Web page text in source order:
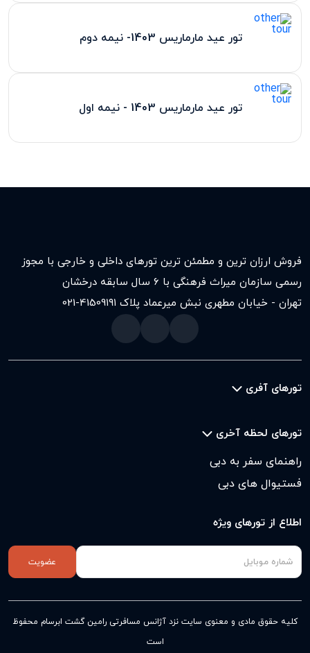
تور عید مارماریس 1403- نیمه دوم
تور عید مارماریس 1403 - نیمه اول
فروش ارزان ترین و مطمئن ترین تورهای داخلی و خارجی با مجوز
رسمی سازمان میراث فرهنگی با ۶ سال سابقه درخشان
تهران - خیابان مطهری نبش میرعماد پلاک ۱۹۱
021-41509
تورهای آفری
تورهای لحظه آخری
راهنمای سفر به دبی
فستیوال های دبی
اطلاع از تورهای ویژه
عضویت
کلیه حقوق مادی و معنوی سایت نزد آژانس مسافرتی رامین گشت ابرسام محفوظ
است